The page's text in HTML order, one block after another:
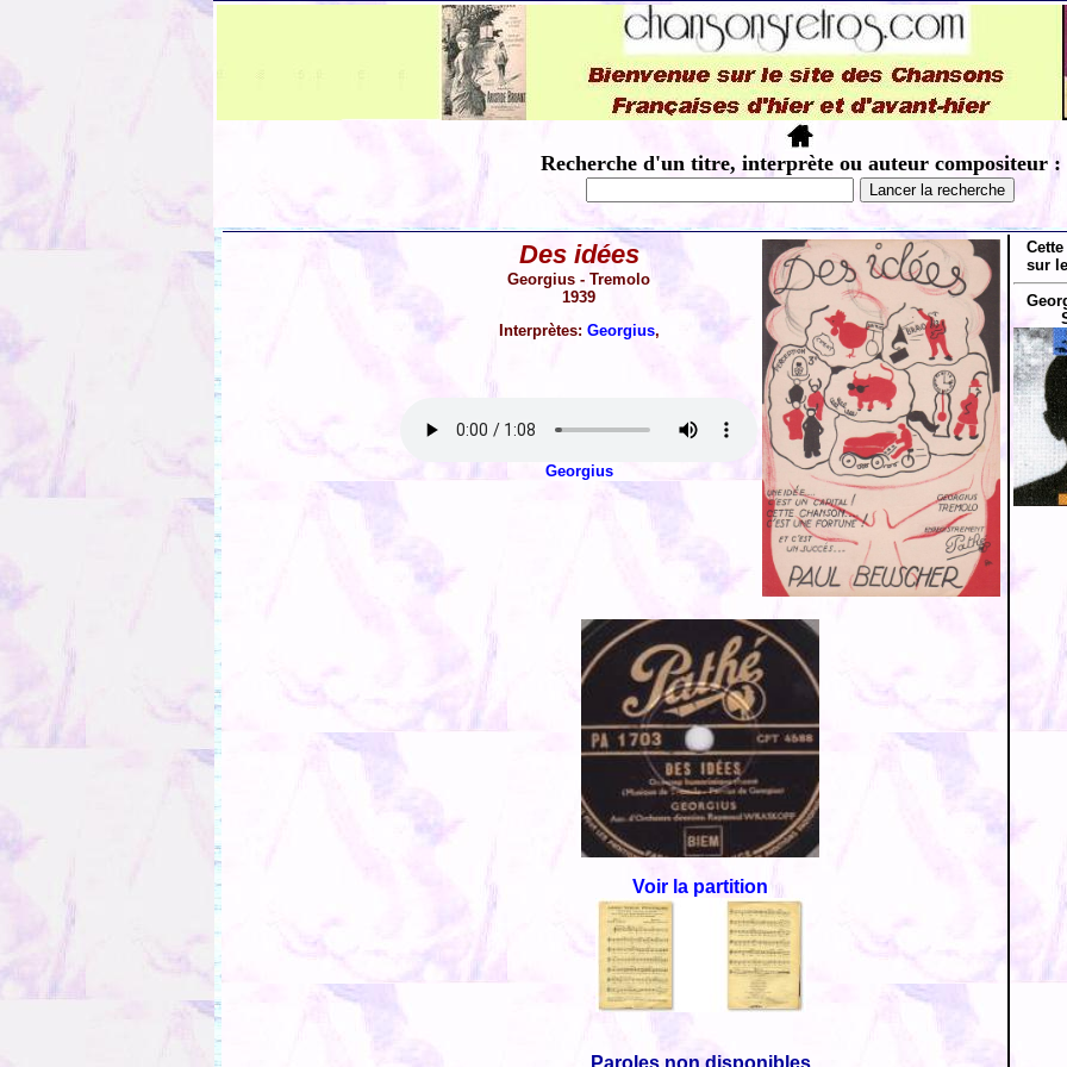
Recherche d'un titre, interprète ou auteur compositeur :
Des idées
Georgius - Tremolo
1939
Interprètes: Georgius,
Georgius
Voir la partition
Paroles non disponibles
sur